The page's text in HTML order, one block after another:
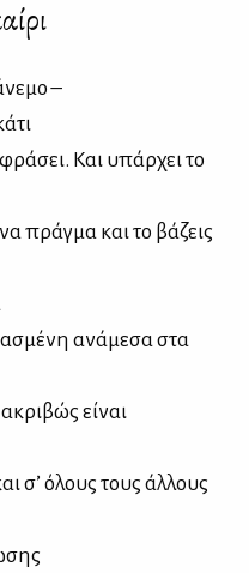
–
Και υπάρχει το
πράγμα και το βάζεις
ανάμεσα στα
είναι
σ’ όλους τους άλλους